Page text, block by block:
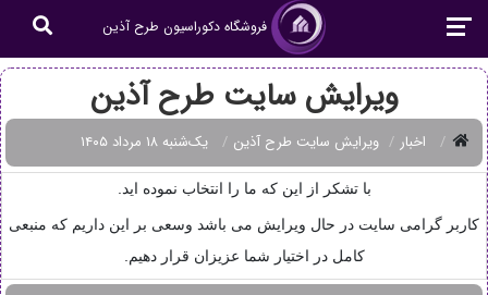
فروشگاه دکوراسیون طرح آذین
ویرایش سایت طرح آذین
اخبار ویرایش سایت طرح آذین یک‌شنبه ۱۸ مرداد ۱۴۰۵
با تشکر از این که ما را انتخاب نموده اید.
کاربر گرامی سایت در حال ویرایش می باشد وسعی بر این داریم که منبعی
کامل در اختیار شما عزیزان قرار دهیم.